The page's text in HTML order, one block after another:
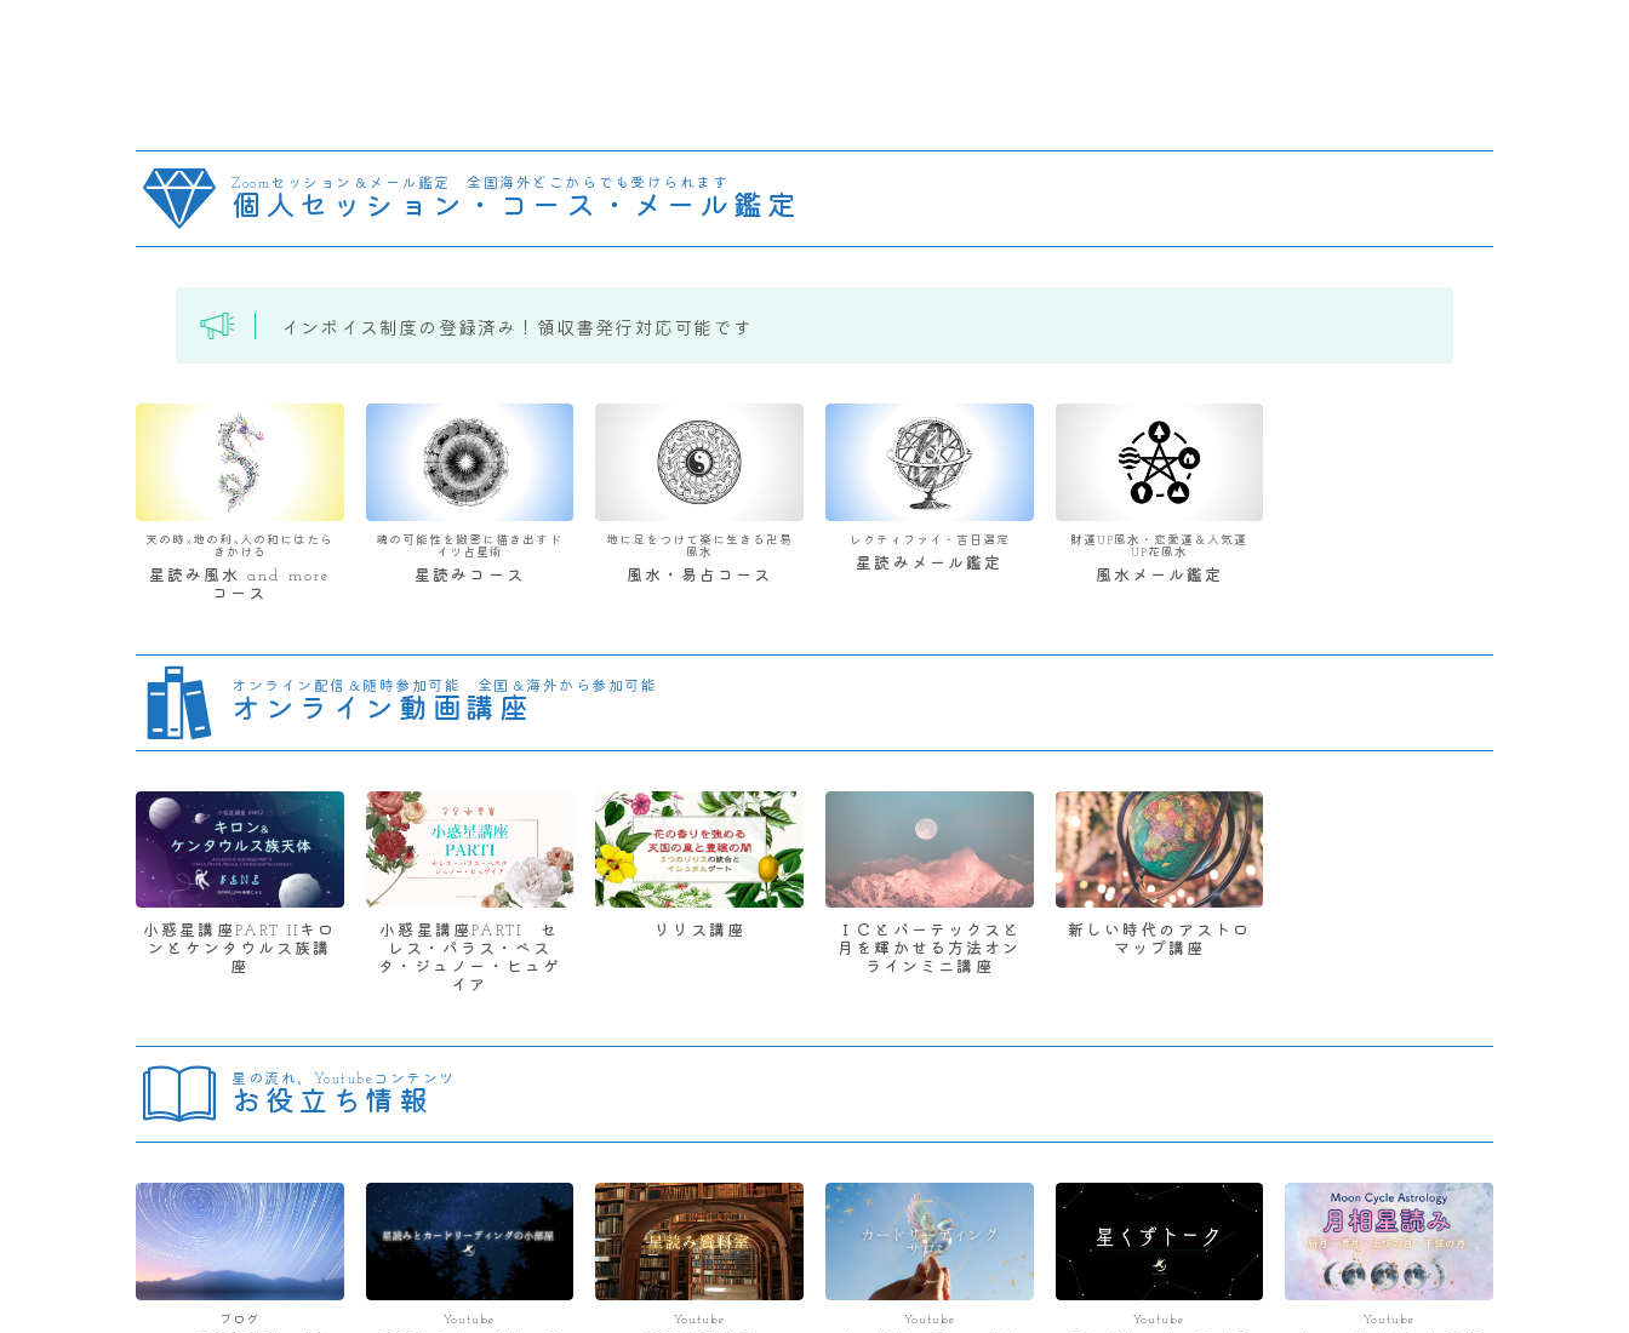
Zoomセッション＆メール鑑定 全国海外どこからでも受けられます
個人セッション・コース・メール鑑定
インボイス制度の登録済み！領収書発行対応可能です
天の時×地の利×人の和にはたら
きかける
星読み風水 and more
コース
魂の可能性を緻密に描き出すド
イツ占星術
星読みコース
地に足をつけて楽に生きる卍易
風水
風水・易占コース
レクティファイ・吉日選定
星読みメール鑑定
財運UP風水・恋愛運＆人気運
UP花風水
風水メール鑑定
オンライン配信＆随時参加可能 全国＆海外から参加可能
オンライン動画講座
小惑星講座PART IIキロ
ンとケンタウルス族講
座
小惑星講座PARTI セ
レス・パラス・ベス
タ・ジュノー・ヒュゲ
イア
リリス講座
ＩＣとバーテックスと
月を輝かせる方法オン
ラインミニ講座
新しい時代のアストロ
マップ講座
星の流れ、Youtubeコンテンツ
お役立ち情報
ブログ Youtube Youtube Youtube Youtube Youtube